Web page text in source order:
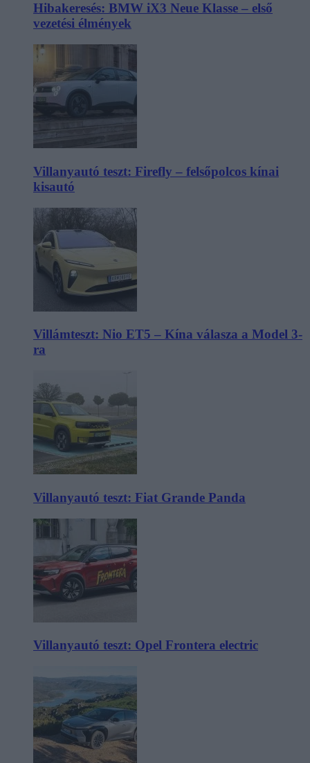
Hibakeresés: BMW iX3 Neue Klasse – első
vezetési élmények
Villanyautó teszt: Firefly – felsőpolcos kínai
kisautó
Villámteszt: Nio ET5 – Kína válasza a Model 3-
ra
Villanyautó teszt: Fiat Grande Panda
Villanyautó teszt: Opel Frontera electric